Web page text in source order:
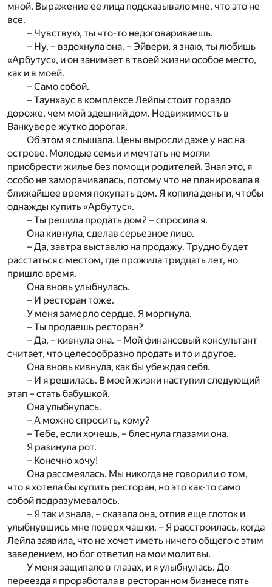
мной. Выражение ее лица подсказывало мне, что это не
все.
– Чувствую, ты что-то недоговариваешь.
– Ну, – вздохнула она. – Эйвери, я знаю, ты любишь
«Арбутус», и он занимает в твоей жизни особое место,
как и в моей.
– Само собой.
– Таунхаус в комплексе Лейлы стоит гораздо
дороже, чем мой здешний дом. Недвижимость в
Ванкувере жутко дорогая.
Об этом я слышала. Цены выросли даже у нас на
острове. Молодые семьи и мечтать не могли
приобрести жилье без помощи родителей. Зная это, я
особо не заморачивалась, потому что не планировала в
ближайшее время покупать дом. Я копила деньги, чтобы
однажды купить «Арбутус».
– Ты решила продать дом? – спросила я.
Она кивнула, сделав серьезное лицо.
– Да, завтра выставлю на продажу. Трудно будет
расстаться с местом, где прожила тридцать лет, но
пришло время.
Она вновь улыбнулась.
– И ресторан тоже.
У меня замерло сердце. Я моргнула.
– Ты продаешь ресторан?
– Да, – кивнула она. – Мой финансовый консультант
считает, что целесообразно продать и то и другое.
Она вновь кивнула, как бы убеждая себя.
– И я решилась. В моей жизни наступил следующий
этап – стать бабушкой.
Она улыбнулась.
– А можно спросить, кому?
– Тебе, если хочешь, – блеснула глазами она.
Я разинула рот.
– Конечно хочу!
Она рассмеялась. Мы никогда не говорили о том,
что я хотела бы купить ресторан, но это как-то само
собой подразумевалось.
– Я так и знала, – сказала она, отпив еще глоток и
улыбнувшись мне поверх чашки. – Я расстроилась, когда
Лейла заявила, что не хочет иметь ничего общего с этим
заведением, но бог ответил на мои молитвы.
У меня защипало в глазах, и я улыбнулась. До
переезда я проработала в ресторанном бизнесе пять